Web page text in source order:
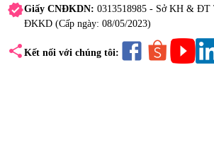
verifiedGiấy CNĐKDN: 0313518985 - Sở KH & ĐT
ĐKKD (Cấp ngày: 08/05/2023)
share Kết nối với chúng tôi: